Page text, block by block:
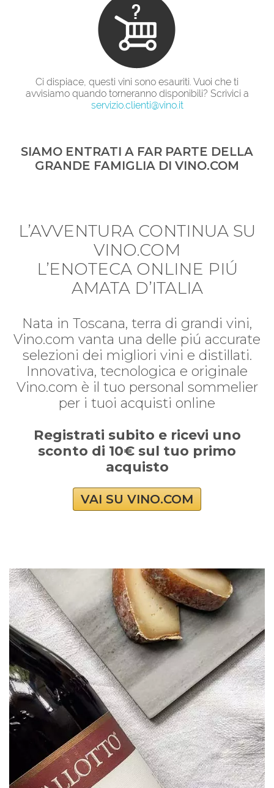
Ci dispiace, questi vini sono esauriti. Vuoi che ti
avvisiamo quando torneranno disponibili? Scrivici a
servizio.clienti@vino.it
SIAMO ENTRATI A FAR PARTE DELLA
GRANDE FAMIGLIA DI VINO.COM
L’AVVENTURA CONTINUA SU
VINO.COM
L’ENOTECA ONLINE PIÚ
AMATA D’ITALIA
Nata in Toscana, terra di grandi vini,
Vino.com vanta una delle piú accurate
selezioni dei migliori vini e distillati.
Innovativa, tecnologica e originale
Vino.com è il tuo personal sommelier
per i tuoi acquisti online
Registrati subito e ricevi uno
sconto di 10€ sul tuo primo
acquisto
VAI SU VINO.COM